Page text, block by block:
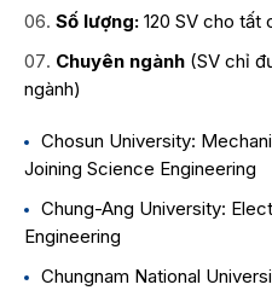
Số lượng: 120 SV cho tất
Chuyên ngành (SV chỉ
ngành)
Chosun University:
Joining Science Engineering
Chung-Ang University:
Engineering
Chungnam National